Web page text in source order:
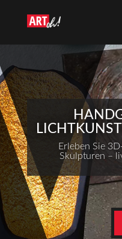
Erleben Sie
Skulpturen –